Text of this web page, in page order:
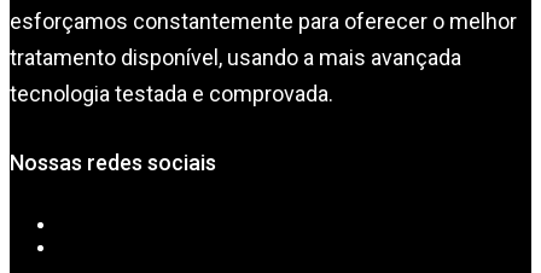
esforçamos constantemente para oferecer o melhor
tratamento disponível, usando a mais avançada
tecnologia testada e comprovada.
Nossas redes sociais